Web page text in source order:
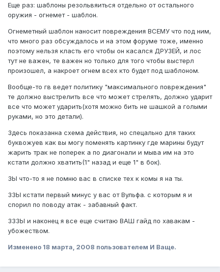
Еще раз: шаблоны резольвяиться отдельно от остального
оружия - огнемет - шаблон.
Огнеметный шаблон наносит повреждения ВСЕМУ что под ним,
что много раз обсуждалось и на этом форуме тоже, именно
поэтому нельзя класть его чтобы он касался ДРУЗЕЙ, и лос
тут не важен, те важен но только для того чтобы выстерл
произошел, а накроет огнем всех кто будет под шаблоном.
Вообще-то гв ведет политику "максимального повреждения"
те должно выстрелить все что может стрелять, должно ударит
все что может ударить(хотя можно бить не шашкой а голыми
руками, но это детали).
Здесь показанна схема действия, но спецально для таких
буквожуев как вы могу поменять картинку где марины будут
жарить трак не поперек а по диагонали и мыва им на это
кстати должно хватить(1" назад и еще 1" в бок).
ЗЫ что-то я не помню вас в списке тех к комы я на ты.
ЗЗЫ кстати первый минус у вас от Вульфа. с которым я и
спорил по поводу атак - забавный факт.
ЗЗЗЫ и наконец я все еще считаю ВАШ гайд по хавакам -
убожеством.
Изменено 18 марта, 2008 пользователем И Ваще.